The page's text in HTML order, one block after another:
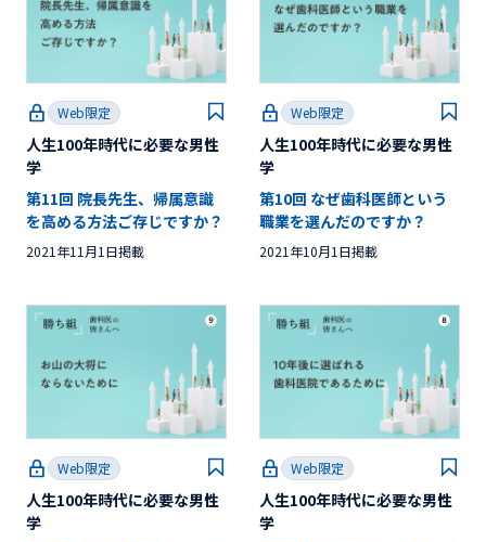
Web限定
人生100年時代に必要な男性
学
第11回 院長先生、帰属意識
を高める方法ご存じですか？
2021年11月1日掲載
Web限定
人生100年時代に必要な男性
学
第10回 なぜ歯科医師という
職業を選んだのですか？
2021年10月1日掲載
Web限定
人生100年時代に必要な男性
学
Web限定
人生100年時代に必要な男性
学